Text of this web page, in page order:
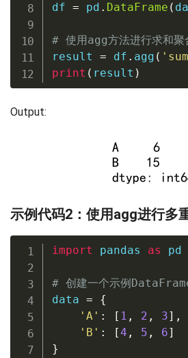
df = pd . DataFrame (
# 使用agg方法进行求和聚
result = df . agg (
print ( result )
Output:
示例代码2：使用agg进行多
import pandas as pd
# 创建一个示例
data =
{
'A' : [ 1 , 2 , 3] ,
'B' : [4 , 5 , 6]
}